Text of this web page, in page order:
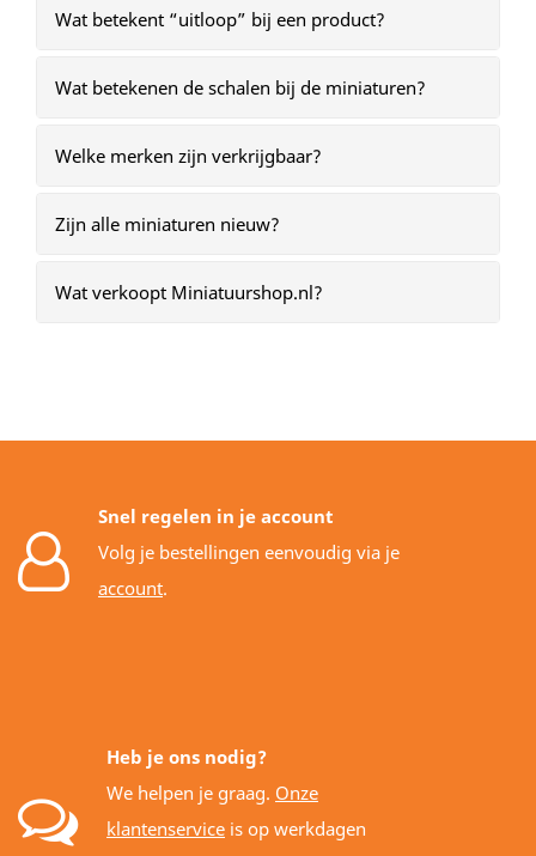
Wat betekent “uitloop” bij een product?
Wat betekenen de schalen bij de miniaturen?
Welke merken zijn verkrijgbaar?
Zijn alle miniaturen nieuw?
Wat verkoopt Miniatuurshop.nl?
Snel regelen in je account
Volg je bestellingen eenvoudig via je
account.
Heb je ons nodig?
We helpen je graag. Onze
klantenservice is op werkdagen